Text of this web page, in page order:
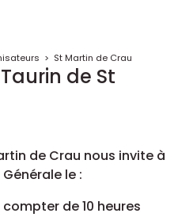
> St Martin de Crau
de St
de Crau nous invite à
le :
compter de 10 heures